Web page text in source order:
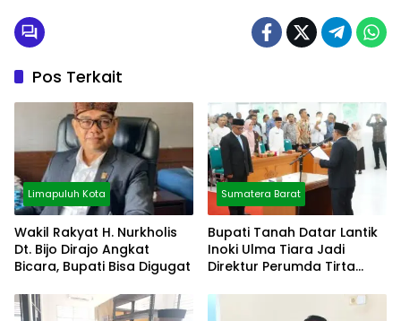
Pos Terkait
Limapuluh Kota
Wakil Rakyat H. Nurkholis
Dt. Bijo Dirajo Angkat
Bicara, Bupati Bisa Digugat
Sumatera Barat
Bupati Tanah Datar Lantik
Inoki Ulma Tiara Jadi
Direktur Perumda Tirta